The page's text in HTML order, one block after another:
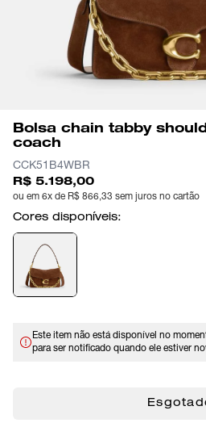
Bolsa chain tabby
coach
CCK51B4WBR
R$ 5.198,00
ou em 6x de R$ 866,33 sem juros no cartão
Cores disponíveis:
Este item não está disponível no
para ser notificado quando ele estiver